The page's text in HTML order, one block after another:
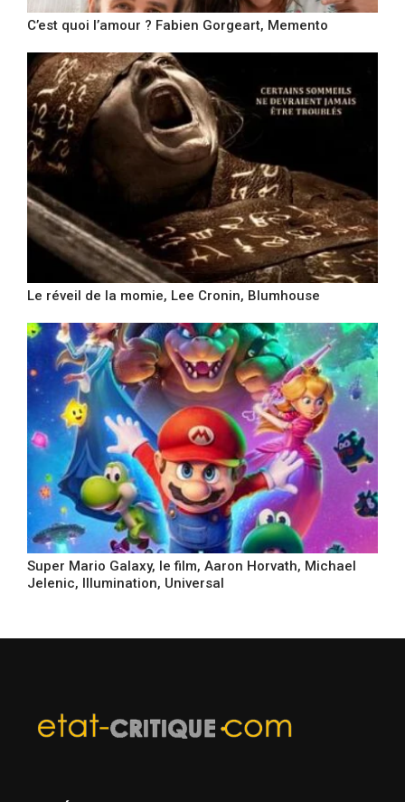
C’est quoi l’amour ? Fabien Gorgeart, Memento
Le réveil de la momie, Lee Cronin, Blumhouse
Super Mario Galaxy, le film, Aaron Horvath, Michael
Jelenic, Illumination, Universal